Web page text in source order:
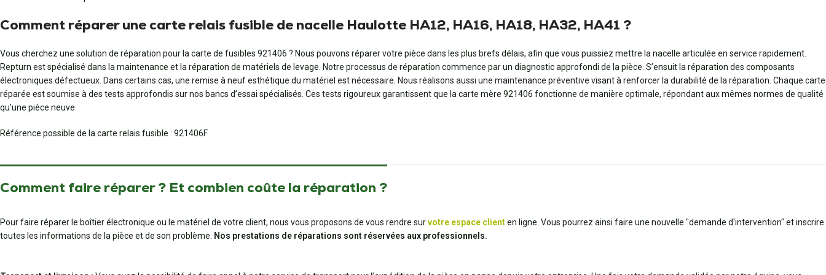
Comment réparer une carte relais fusible de nacelle Haulotte HA12, HA16, HA18, HA32, HA41 ?
Vous cherchez une solution de réparation pour la carte de fusibles 921406 ? Nous pouvons réparer votre pièce dans les plus brefs délais, afin que vous puissiez mettre la nacelle articulée en service rapidement.
Repturn est spécialisé dans la maintenance et la réparation de matériels de levage. Notre processus de réparation commence par un diagnostic approfondi de la pièce. S’ensuit la réparation des composants
électroniques défectueux. Dans certains cas, une remise à neuf esthétique du matériel est nécessaire. Nous réalisons aussi une maintenance préventive visant à renforcer la durabilité de la réparation. Chaque carte
réparée est soumise à des tests approfondis sur nos bancs d’essai spécialisés. Ces tests rigoureux garantissent que la carte mère 921406 fonctionne de manière optimale, répondant aux mêmes normes de qualité
qu’une pièce neuve.
Référence possible de la carte relais fusible : 921406F
Comment faire réparer ? Et combien coûte la réparation ?
Pour faire réparer le boîtier électronique ou le matériel de votre client, nous vous proposons de vous rendre survotre espace clienten ligne. Vous pourrez ainsi faire une nouvelle "demande d'intervention" et inscrire
toutes les informations de la pièce et de son problème. Nos prestations de réparations sont réservées aux professionnels.